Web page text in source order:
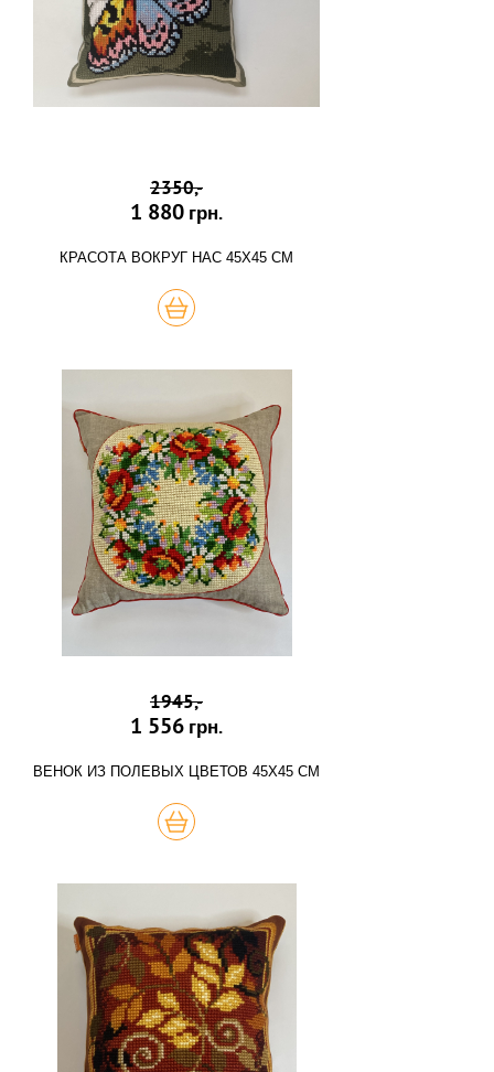
2350,-
1 880 грн.
КРАСОТА ВОКРУГ НАС 45Х45 СМ
КУПИТЬ
1945,-
1 556 грн.
ВЕНОК ИЗ ПОЛЕВЫХ ЦВЕТОВ 45Х45 СМ
КУПИТЬ